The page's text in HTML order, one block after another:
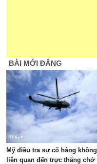
BÀI MỚI ĐĂNG
Mỹ điều tra sự cố hàng không
liên quan đến trực thăng chở